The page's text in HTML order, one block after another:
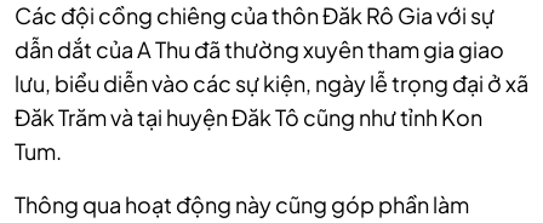
Các đội cồng chiêng của thôn Đăk Rô Gia với sự
dẫn dắt của A Thu đã thường xuyên tham gia giao
lưu, biểu diễn vào các sự kiện, ngày lễ trọng đại ở xã
Đăk Trăm và tại huyện Đăk Tô cũng như tỉnh Kon
Tum.
Thông qua hoạt động này cũng góp phần làm